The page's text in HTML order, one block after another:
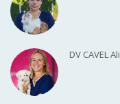
DV CAVEL